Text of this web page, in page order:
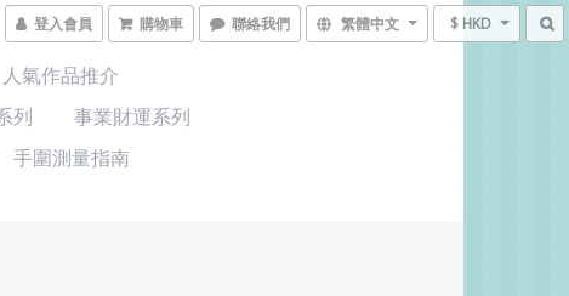
登入會員 購物車 聯絡我們 繁體中文 $ HKD
人氣作品推介
列
事業財運系列
手圍測量指南